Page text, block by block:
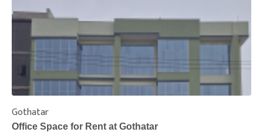
Gothatar
Office Space for Rent at Gothatar